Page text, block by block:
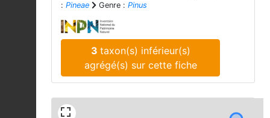
: Pineae Genre : Pinus
3 taxon(s) inférieur(s)
agrégé(s) sur cette fiche